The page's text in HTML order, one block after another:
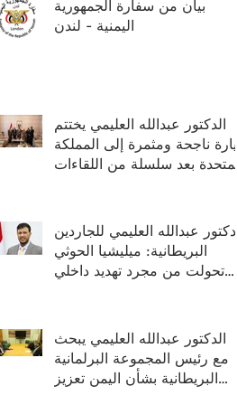
بيان من سفارة الجمهورية
اليمنية - لندن
الدكتور عبدالله العليمي يختتم
زيارة ناجحة ومثمرة إلى المملكة
المتحدة بعد سلسلة من اللقاءات
الدكتور عبدالله العليمي للجاردين
البريطانية: ميليشيا الحوثي
تحولت من مجرد تهديد داخلي
الدكتور عبدالله العليمي يبحث
مع رئيس المجموعة البرلمانية
البريطانية بشأن اليمن تعزيز